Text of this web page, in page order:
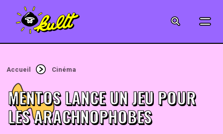
MUSIQUE
Accueil Cinéma
MENTOS LANCE UN JEU POUR
LES ARACHNOPHOBES